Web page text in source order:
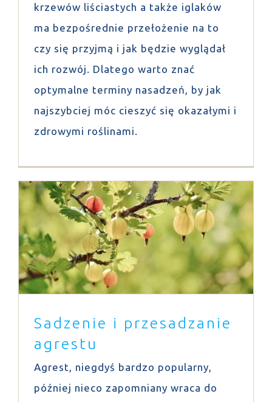
krzewów liściastych a także iglaków
ma bezpośrednie przełożenie na to
czy się przyjmą i jak będzie wyglądał
ich rozwój. Dlatego warto znać
optymalne terminy nasadzeń, by jak
najszybciej móc cieszyć się okazałymi i
zdrowymi roślinami.
Sadzenie i przesadzanie agrestu
Porady
Sadzenie i przesadzanie
agrestu
Agrest, niegdyś bardzo popularny,
później nieco zapomniany wraca do